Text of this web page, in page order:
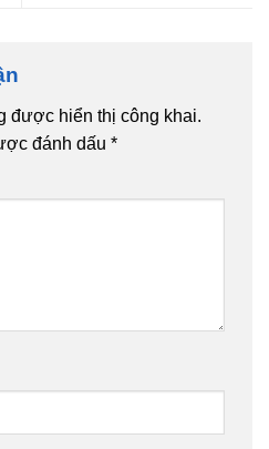
được hiển thị công khai.
đánh dấu *